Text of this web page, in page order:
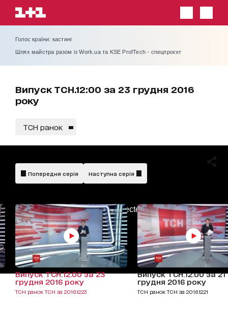
Голос країни: кастинг
Шлях майстра разом із Work.ua та KSE ProfTech - спецпроєкт
Випуск ТСН.12:00 за 23 грудня 2016
року
ТСН ранок
AdBlockDetected!
Попередня серія Наступна серія
Випуск ТСН.12:00 за 23
грудня 2016 року
ТСН ранок ТСН за 2016.12.23
Випуск ТСН.12:00 за 21
грудня 2016 року
ТСН ранок ТСН за 2016.12.21